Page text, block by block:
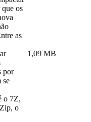
os
as
por
se
o 7Z,
o
1,09 MB